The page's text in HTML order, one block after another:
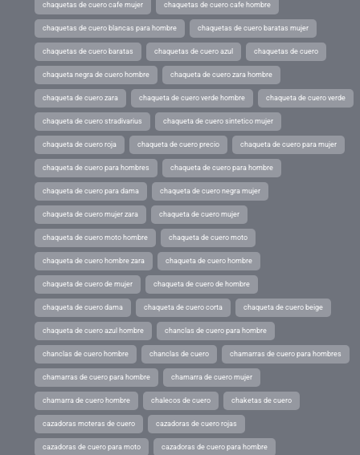
chaquetas de cuero cafe mujer chaquetas de cuero cafe hombre
chaquetas de cuero blancas para hombre chaquetas de cuero baratas mujer
chaquetas de cuero baratas chaquetas de cuero azul chaquetas de cuero
chaqueta negra de cuero hombre chaqueta de cuero zara hombre
chaqueta de cuero zara chaqueta de cuero verde hombre chaqueta de cuero verde
chaqueta de cuero stradivarius chaqueta de cuero sintetico mujer
chaqueta de cuero roja chaqueta de cuero precio chaqueta de cuero para mujer
chaqueta de cuero para hombres chaqueta de cuero para hombre
chaqueta de cuero para dama chaqueta de cuero negra mujer
chaqueta de cuero mujer zara chaqueta de cuero mujer
chaqueta de cuero moto hombre chaqueta de cuero moto
chaqueta de cuero hombre zara chaqueta de cuero hombre
chaqueta de cuero de mujer chaqueta de cuero de hombre
chaqueta de cuero dama chaqueta de cuero corta chaqueta de cuero beige
chaqueta de cuero azul hombre chanclas de cuero para hombre
chanclas de cuero hombre chanclas de cuero chamarras de cuero para hombres
chamarras de cuero para hombre chamarra de cuero mujer
chamarra de cuero hombre chalecos de cuero chaketas de cuero
cazadoras moteras de cuero cazadoras de cuero rojas
cazadoras de cuero para moto cazadoras de cuero para hombre